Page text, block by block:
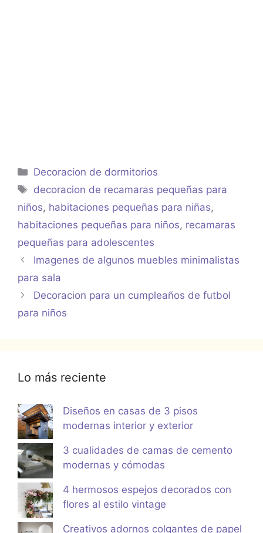
Categorías
Decoracion de dormitorios
Etiquetas
decoracion de recamaras pequeñas para
niños, habitaciones pequeñas para niñas,
habitaciones pequeñas para niños, recamaras
pequeñas para adolescentes
Imagenes de algunos muebles minimalistas
para sala
Decoracion para un cumpleaños de futbol
para niños
Lo más reciente
Diseños en casas de 3 pisos
modernas interior y exterior
3 cualidades de camas de cemento
modernas y cómodas
4 hermosos espejos decorados con
flores al estilo vintage
Creativos adornos colgantes de papel